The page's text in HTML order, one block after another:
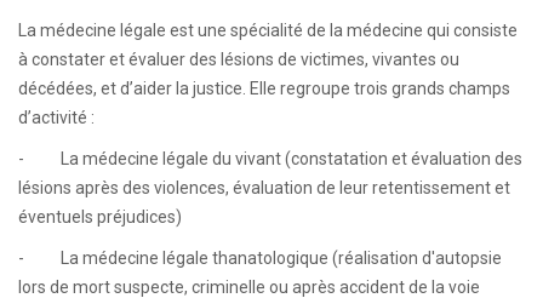
La médecine légale est une spécialité de la médecine qui consiste
à constater et évaluer des lésions de victimes, vivantes ou
décédées, et d’aider la justice. Elle regroupe trois grands champs
d’activité :
- La médecine légale du vivant (constatation et évaluation des
lésions après des violences, évaluation de leur retentissement et
éventuels préjudices)
- La médecine légale thanatologique (réalisation d'autopsie
lors de mort suspecte, criminelle ou après accident de la voie